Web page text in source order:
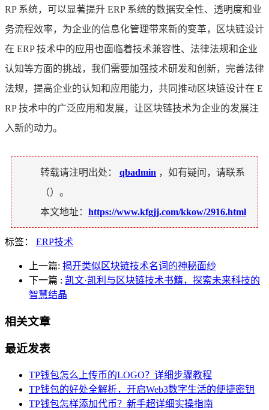
RP 系统，可以显著提升 ERP 系统的数据安全性、透明度和业
务流程效率，为企业的信息化管理带来新的变革，区块链设计
在 ERP 技术中的应用也面临着技术兼容性、法律法规和企业
认知等方面的挑战，我们需要加强技术研发和创新，完善法律
法规，提高企业的认知和应用能力，共同推动区块链设计在 E
RP 技术中的广泛应用和发展，让区块链技术为企业的发展注
入新的动力。
转载请注明出处： qbadmin ，如有疑问，请联系
（）。
本文地址： https://www.kfgjj.com/kkow/2916.html
标签： ERP技术
上一篇: 揭开类似区块链技术名词的神秘面纱
下一篇 : 凯文·凯利与区块链技术书籍，探索未来科技的
智慧结晶
相关文章
最近发表
TP钱包怎么上传币的LOGO？详细步骤教程
TP钱包的好处全解析，开启Web3数字生活的便捷密钥
TP钱包怎样添加代币？新手超详细实操指南